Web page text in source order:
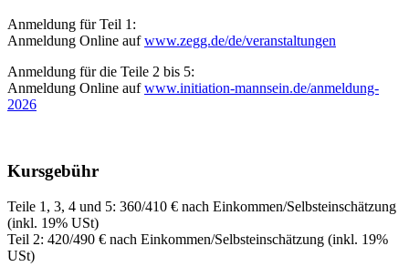
Anmeldung für Teil 1:
Anmeldung Online aufwww.zegg.de/de/veranstaltungen
Anmeldung für die Teile 2 bis 5:
Anmeldung Online aufwww.initiation-mannsein.de/anmeldung-
2026
Kursgebühr
Teile 1, 3, 4 und 5: 360/410 € nach Einkommen/Selbsteinschätzung
(inkl. 19% USt)
Teil 2: 420/490 € nach Einkommen/Selbsteinschätzung (inkl. 19%
USt)